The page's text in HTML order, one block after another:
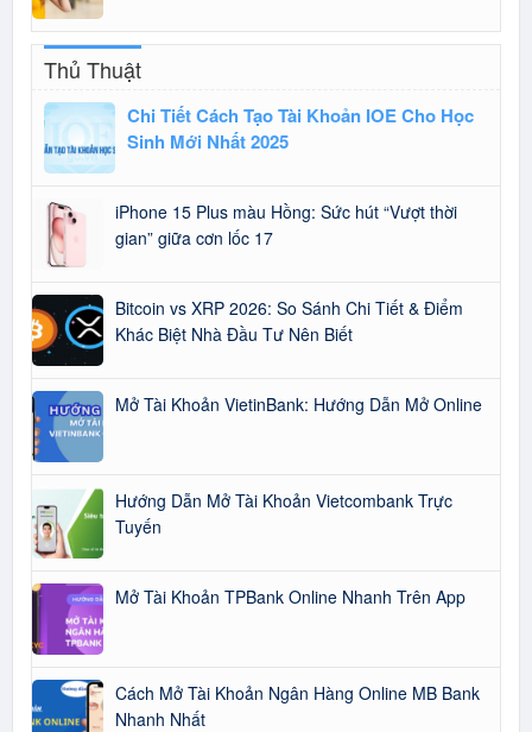
Thủ Thuật
Chi Tiết Cách Tạo Tài Khoản IOE Cho Học
Sinh Mới Nhất 2025
iPhone 15 Plus màu Hồng: Sức hút “Vượt thời
gian” giữa cơn lốc 17
Bitcoin vs XRP 2026: So Sánh Chi Tiết & Điểm
Khác Biệt Nhà Đầu Tư Nên Biết
Mở Tài Khoản VietinBank: Hướng Dẫn Mở Online
Hướng Dẫn Mở Tài Khoản Vietcombank Trực
Tuyến
Mở Tài Khoản TPBank Online Nhanh Trên App
Cách Mở Tài Khoản Ngân Hàng Online MB Bank
Nhanh Nhất